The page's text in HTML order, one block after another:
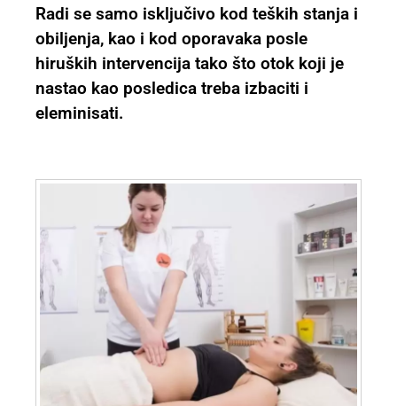
Radi se samo isključivo kod teških stanja i
obiljenja, kao i kod oporavaka posle
hiruških intervencija tako što otok koji je
nastao kao posledica treba izbaciti i
eleminisati.